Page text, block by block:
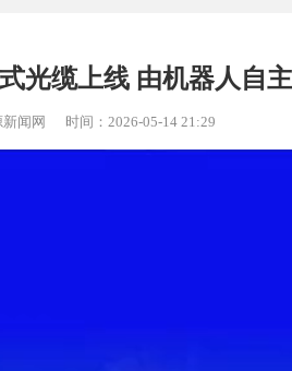
光缆上线 由机器人自
闻网 时间： 2026-05-14 21:29